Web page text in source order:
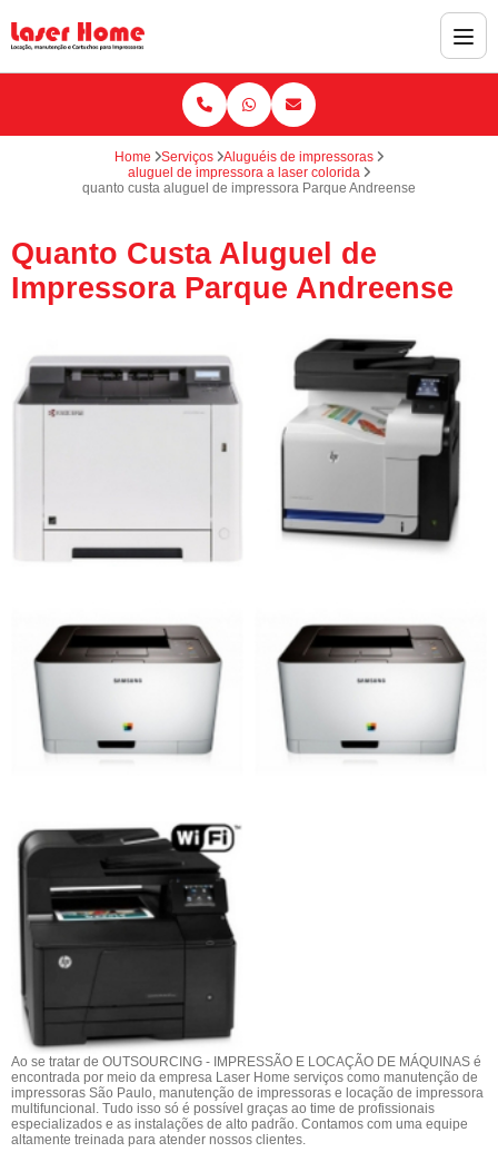
Home Serviços
Aluguéis de impressoras
aluguel de impressora a laser colorida
quanto custa aluguel de impressora Parque Andreense
Quanto Custa Aluguel de
Impressora Parque Andreense
Ao se tratar de OUTSOURCING - IMPRESSÃO E LOCAÇÃO DE MÁQUINAS é
encontrada por meio da empresa Laser Home serviços como manutenção de
impressoras São Paulo, manutenção de impressoras e locação de impressora
multifuncional. Tudo isso só é possível graças ao time de profissionais
especializados e as instalações de alto padrão. Contamos com uma equipe
altamente treinada para atender nossos clientes.